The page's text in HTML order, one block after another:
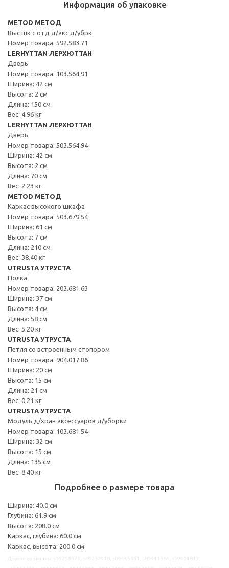
Информация об упаковке
METOD МЕТОД
Выс шк с отд д/акс д/убрк
Номер товара: 592.583.71
LERHYTTAN ЛЕРХЮТТАН
Дверь
Номер товара: 103.564.91
Ширина: 42 см
Высота: 2 см
Длина: 150 см
Вес: 4.96 кг
LERHYTTAN ЛЕРХЮТТАН
Дверь
Номер товара: 503.564.94
Ширина: 42 см
Высота: 2 см
Длина: 70 см
Вес: 2.23 кг
METOD МЕТОД
Каркас высокого шкафа
Номер товара: 503.679.54
Ширина: 61 см
Высота: 7 см
Длина: 210 см
Вес: 38.40 кг
UTRUSTA УТРУСТА
Полка
Номер товара: 203.681.63
Ширина: 37 см
Высота: 4 см
Длина: 58 см
Вес: 5.20 кг
UTRUSTA УТРУСТА
Петля со встроенным стопором
Номер товара: 904.017.86
Ширина: 20 см
Высота: 15 см
Длина: 21 см
Вес: 0.21 кг
UTRUSTA УТРУСТА
Модуль д/хран аксессуаров д/уборки
Номер товара: 103.681.54
Ширина: 32 см
Высота: 15 см
Длина: 135 см
Вес: 8.40 кг
Подробнее о размере товара
Ширина: 40.0 см
Глубина: 61.9 см
Высота: 208.0 см
Каркас, глубина: 60.0 см
Каркас, высота: 200.0 см